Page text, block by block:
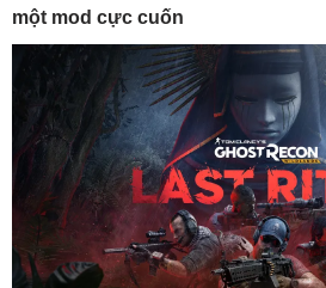
một mod cực cuốn